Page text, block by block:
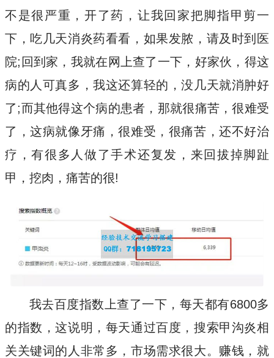
不是很严重，开了药，让我回家把脚指甲剪一
下，吃几天消炎药看看，如果发脓，请及时到医
院;回到家，我就在网上查了一下，好家伙，得这
病的人可真多，我这还算轻的，没几天就消肿好
了;而其他得这个病的患者，那就很痛苦，很难受
了，这病就像牙痛，很难受，很痛苦，还不好治
疗，有很多人做了手术还复发，来回拔掉脚趾
甲，挖肉，痛苦的很!
我去百度指数上查了一下，每天都有6800多
的指数，这说明，每天通过百度，搜索甲沟炎相
关关键词的人非常多，市场需求很大。赚钱，就